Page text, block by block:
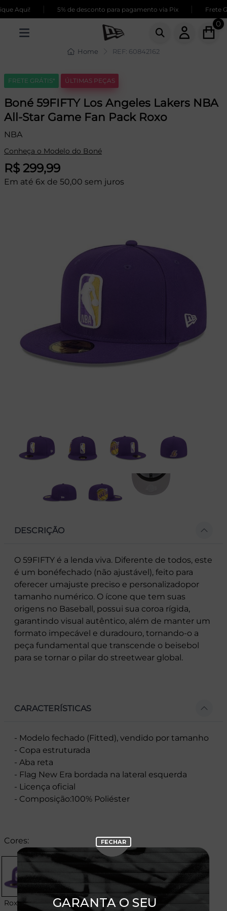
Aqui! 5% de desconto para pagamento via Pix Frete
0
Home REF: 60842162
FRETE GRÁTIS* ÚLTIMAS PEÇAS
Boné 59FIFTY Los Angeles Lakers NBA
All-Star Game Fan Pack Roxo
NBA
Conheça o Modelo do Boné
R$ 299,99
Em até 6x de 50,00 sem juros
DESCRIÇÃO
O 59FIFTY é a lenda viva. Diferente de todos, este
é um bonéfechado (não ajustável), feito para
oferecer umajuste preciso e personalizadopor
tamanho numérico. O ícone que tem suas
origens no Baseball, possui sua coroa rígida,
garantindo visual autêntico, além de manter um
formato impecável e duradouro, tornando-o a
peça fundamental que transcende o beisebol
para se tornar o pilar do streetwear global.
CARACTERÍSTICAS
- Modelo fechado (Fitted), vendido por tamanho
- Copa estruturada
- Aba reta
- Flag New Era bordada na lateral esquerda
- Licença oficial
- Composição:100% Poliéster
Cores:
Roxo